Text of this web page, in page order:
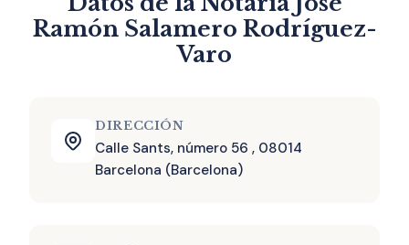
Ramón Salamero Rodríguez-
Varo
DIRECCIÓN
Calle Sants, número 56 , 08014
Barcelona (Barcelona)